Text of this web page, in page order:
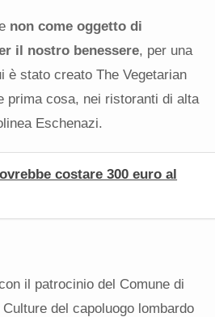
non come oggetto di
il nostro benessere, per una
è stato creato The Vegetarian
prima cosa, nei ristoranti di alta
Eschenazi.
costare 300 euro al
il patrocinio del Comune di
del capoluogo lombardo